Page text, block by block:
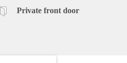
Private front door